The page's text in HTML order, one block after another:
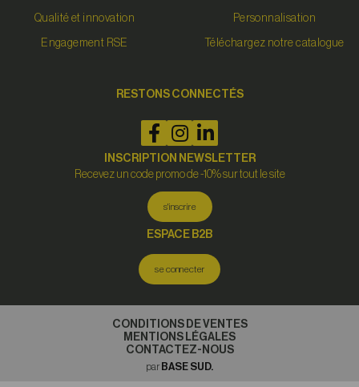
Qualité et innovation
Engagement RSE
Personnalisation
Téléchargez notre catalogue
RESTONS CONNECTÉS
INSCRIPTION NEWSLETTER
Recevez un code promo de -10% sur tout le site
s'inscrire
ESPACE B2B
se connecter
CONDITIONS DE VENTES
MENTIONS LÉGALES
CONTACTEZ-NOUS
par BASE SUD.